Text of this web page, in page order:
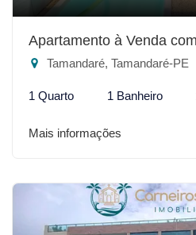
Apartamento à Venda
Tamandaré, Tamandaré-PE
1 Quarto 1 Banheiro
Mais informações